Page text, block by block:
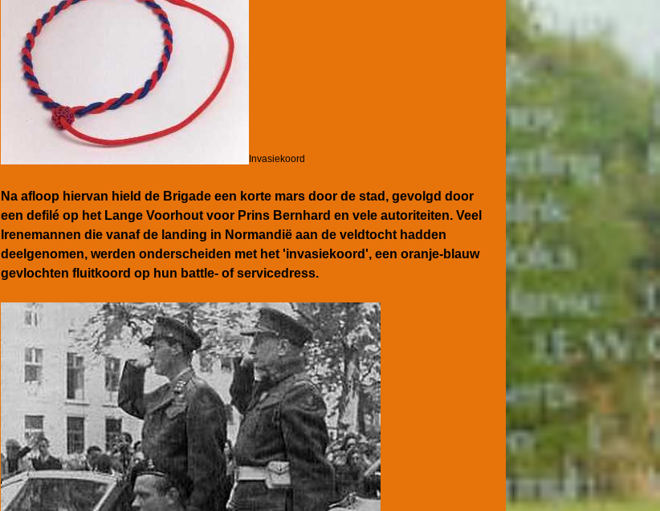
Invasiekoord
Na afloop hiervan hield de Brigade een korte mars door de stad, gevolgd door
een defilé op het Lange Voorhout voor Prins Bernhard en vele autoriteiten. Veel
Irenemannen die vanaf de landing in Normandië aan de veldtocht hadden
deelgenomen, werden onderscheiden met het 'invasiekoord', een oranje-blauw
gevlochten fluitkoord op hun battle- of servicedress.